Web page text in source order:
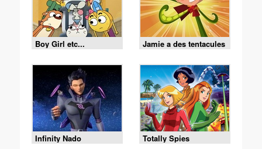
Boy Girl etc... Jamie a des tentacules
Infinity Nado Totally Spies